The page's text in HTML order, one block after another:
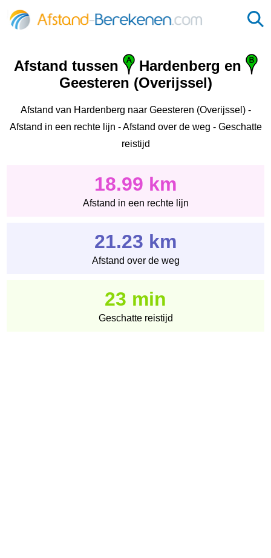
Afstand tussen
Hardenberg en
Geesteren (Overijssel)
Afstand van Hardenberg naar Geesteren (Overijssel) -
Afstand in een rechte lijn - Afstand over de weg - Geschatte
reistijd
18.99 km
Afstand in een rechte lijn
21.23 km
Afstand over de weg
23 min
Geschatte reistijd